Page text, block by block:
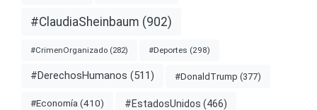
#ClaudiaSheinbaum (902)
#CrimenOrganizado (282) #Deportes (298)
#DerechosHumanos (511) #DonaldTrump (377)
#Economía (410) #EstadosUnidos (466)